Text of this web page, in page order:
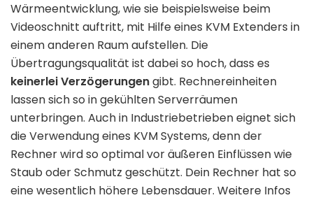
Wärmeentwicklung, wie sie beispielsweise beim
Videoschnitt auftritt, mit Hilfe eines KVM Extenders in
einem anderen Raum aufstellen. Die
Übertragungsqualität ist dabei so hoch, dass es
keinerlei Verzögerungengibt. Rechnereinheiten
lassen sich so in gekühlten Serverräumen
unterbringen. Auch in Industriebetrieben eignet sich
die Verwendung eines KVM Systems, denn der
Rechner wird so optimal vor äußeren Einflüssen wie
Staub oder Schmutz geschützt. Dein Rechner hat so
eine wesentlich höhere Lebensdauer. Weitere Infos